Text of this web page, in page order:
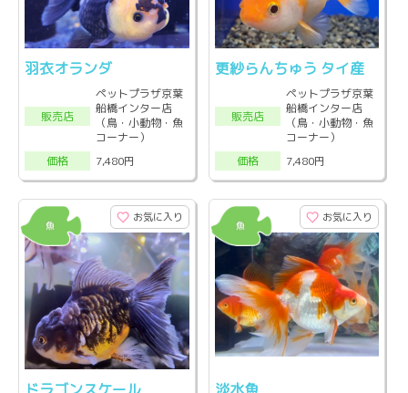
羽衣オランダ
販売店
ペットプラザ京葉
船橋インター店
（鳥・小動物・魚
コーナー）
価格
7,480円
更紗らんちゅう タイ産
販売店
ペットプラザ京葉
船橋インター店
（鳥・小動物・魚
コーナー）
価格
7,480円
お気に入り お気に入り